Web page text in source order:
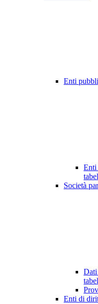
Enti
Enti
Società
Dati
Enti di